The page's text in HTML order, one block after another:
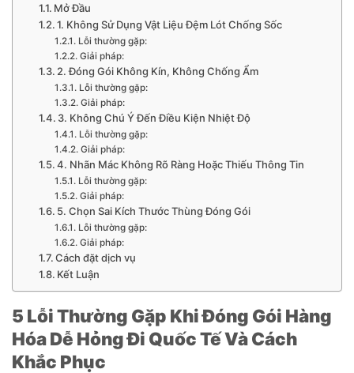
Mở Đầu
1. Không Sử Dụng Vật Liệu Đệm Lót Chống Sốc
Lỗi thường gặp:
Giải pháp:
2. Đóng Gói Không Kín, Không Chống Ẩm
Lỗi thường gặp:
Giải pháp:
3. Không Chú Ý Đến Điều Kiện Nhiệt Độ
Lỗi thường gặp:
Giải pháp:
4. Nhãn Mác Không Rõ Ràng Hoặc Thiếu Thông Tin
Lỗi thường gặp:
Giải pháp:
5. Chọn Sai Kích Thước Thùng Đóng Gói
Lỗi thường gặp:
Giải pháp:
Cách đặt dịch vụ
Kết Luận
5 Lỗi Thường Gặp Khi Đóng Gói Hàng
Hóa Dễ Hỏng Đi Quốc Tế Và Cách
Khắc Phục